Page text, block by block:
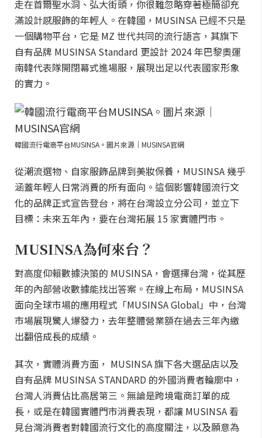
走在首爾聖水洞、弘大街頭，你很難忽略穿著極簡卻充
滿設計感服飾的年輕人。在韓國，MUSINSA 已經不只是
一個購物平台，它是 MZ 世代共同的流行語言，其旗下
自有品牌 MUSINSA Standard 更設計 2024 年巴黎奧運
南韓代表隊開閉幕式進場服，展現出足以代表國家形象
的實力。
韓國流行電商平台MUSINSA。圖片來源｜MUSINSA官網
從潮流選物、自家服飾品牌到美妝保養，MUSINSA 幾乎
涵蓋年輕人日常消費的所有面向。這個影響韓國流行文
化的品牌正式宣告登台，將在台灣設立分公司，並立下
目標：未來五年內，要在台灣拓展 15 家實體門市。
MUSINSA為何來台？
對高度仰賴數據決策的 MUSINSA，會選擇台灣，從其歷
年的內部營收數據能找出答案。在線上布局，MUSINSA
面向全球市場的應用程式「MUSINSA Global」中，台灣
市場展現驚人爆發力，去年整體營業額在過去三年內繳
出翻倍成長的成績。
其次，實體消費方面， MUSINSA 旗下各大選品店以及
自有品牌 MUSINSA STANDARD 的外國消費者輪廓中，
台灣人消費佔比高居第三。無論是跨境電商訂單的成
長，或是在韓國實體門市消費表現，都讓 MUSINSA 看
見台灣消費者對韓國流行文化的高度關注，以及願意為